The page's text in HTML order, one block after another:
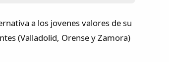
a los jovenes valores de su
(Valladolid, Orense y Zamora)